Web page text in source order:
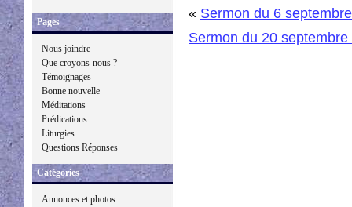
Pages
Nous joindre
Que croyons-nous ?
Témoignages
Bonne nouvelle
Méditations
Prédications
Liturgies
Questions Réponses
Catégories
Annonces et photos
« Sermon du 6
Sermon du 20 septembre